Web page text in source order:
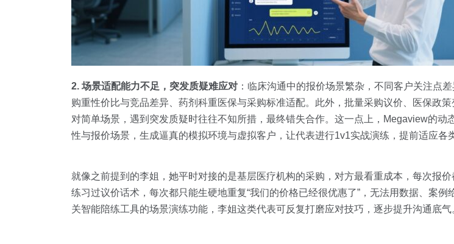
2. 场景适配能力不足，突发质疑难应对 ：临床沟通中的报价场景繁杂，不同客户关注
购重性价比与竞品差异、药剂科重医保与采购标准适配。此外，批量采购议价、医保政
对简单场景，遇到突发质疑时往往不知所措，最终错失合作。这一点上，Megaview的动
性与报价场景，生成逼真的模拟环境与虚拟客户，让代表进行1v1实战演练，提前适应各
就像之前提到的李姐，她平时对接的是基层医疗机构的采购，对方最看重成本，每次报
练习过议价话术，每次都只能生硬地重复“我们的价格已经很优惠了”，无法用数据、案
关智能陪练工具的场景演练功能，李姐这类代表可反复打磨应对技巧，逐步提升沟通底气